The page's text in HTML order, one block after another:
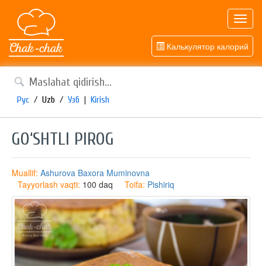
Калькулятор калорий
Рус / Uzb / Узб | Kirish
GO‘SHTLI PIROG
Muallif: Ashurova Baxora Muminovna
Tayyorlash vaqti: 100 daq Toifa: Pishiriq